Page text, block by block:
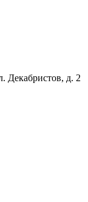
Декабристов, д. 2